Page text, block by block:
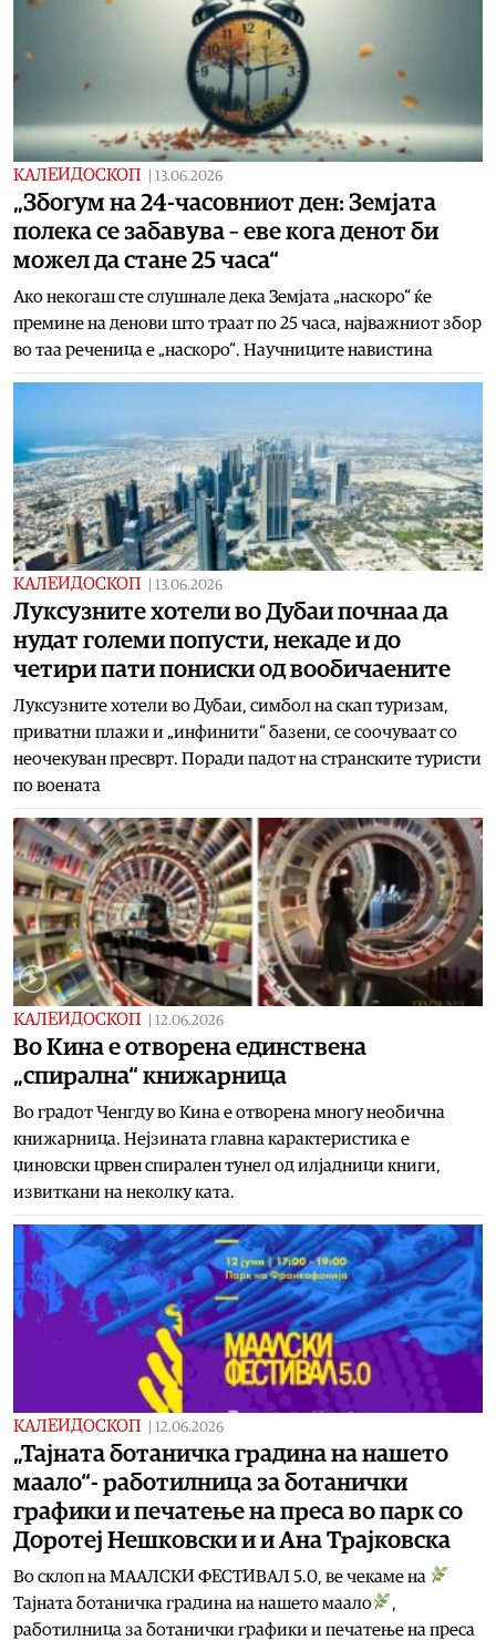
КАЛЕИДОСКОП 13.06.2026
„Збогум на 24-часовниот ден: Земјата
полека се забавува – еве кога денот би
можел да стане 25 часа“
Ако некогаш сте слушнале дека Земјата „наскоро“ ќе
премине на денови што траат по 25 часа, најважниот збор
во таа реченица е „наскоро“. Научниците навистина
КАЛЕИДОСКОП 13.06.2026
Луксузните хотели во Дубаи почнаа да
нудат големи попусти, некаде и до
четири пати пониски од вообичаените
Луксузните хотели во Дубаи, симбол на скап туризам,
приватни плажи и „инфинити“ базени, се соочуваат со
неочекуван пресврт. Поради падот на странските туристи
по воената
КАЛЕИДОСКОП 12.06.2026
Во Кина е отворена единствена
„спирална“ книжарница
Во градот Ченгду во Кина е отворена многу необична
книжарница. Нејзината главна карактеристика е
џиновски црвен спирален тунел од илјадници книги,
извиткани на неколку ката.
КАЛЕИДОСКОП 12.06.2026
„Тајната ботаничка градина на нашето
маало“- работилница за ботанички
графики и печатење на преса во парк со
Доротеј Нешковски и и Ана Трајковска
Во склоп на МААЛСКИ ФЕСТИВАЛ 5.0, ве чекаме на
Тајната ботаничка градина на нашето маало
,
работилница за ботанички графики и печатење на преса